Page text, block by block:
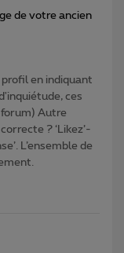
de votre ancien
en indiquant
ces
Autre
? ‘Likez’-
L’ensemble de